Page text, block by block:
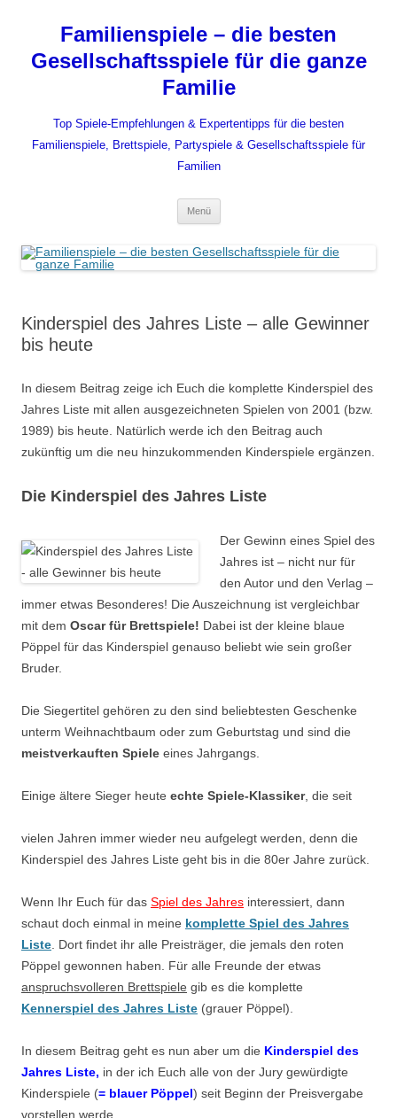
springenFamilienspiele – die besten
Gesellschaftsspiele für die ganze
Familie
Top Spiele-Empfehlungen & Expertentipps für die besten
Familienspiele, Brettspiele, Partyspiele & Gesellschaftsspiele für
Familien
Menü
Kinderspiel des Jahres Liste – alle Gewinner
bis heute
In diesem Beitrag zeige ich Euch die komplette Kinderspiel des
Jahres Liste mit allen ausgezeichneten Spielen von 2001 (bzw.
1989) bis heute. Natürlich werde ich den Beitrag auch
zukünftig um die neu hinzukommenden Kinderspiele ergänzen.
Die Kinderspiel des Jahres Liste
Der Gewinn eines Spiel des
Jahres ist – nicht nur für
den Autor und den Verlag –
immer etwas Besonderes! Die Auszeichnung ist vergleichbar
mit dem Oscar für Brettspiele! Dabei ist der kleine blaue
Pöppel für das Kinderspiel genauso beliebt wie sein großer
Bruder.
Die Siegertitel gehören zu den sind beliebtesten Geschenke
unterm Weihnachtbaum oder zum Geburtstag und sind die
meistverkauften Spiele eines Jahrgangs.
Einige ältere Sieger heute echte Spiele-Klassiker, die seit
vielen Jahren immer wieder neu aufgelegt werden, denn die
Kinderspiel des Jahres Liste geht bis in die 80er Jahre zurück.
Wenn Ihr Euch für das Spiel des Jahres interessiert, dann
schaut doch einmal in meine komplette Spiel des Jahres
Liste . Dort findet ihr alle Preisträger, die jemals den roten
Pöppel gewonnen haben. Für alle Freunde der etwas
anspruchsvolleren Brettspiele gib es die komplette
Kennerspiel des Jahres Liste (grauer Pöppel).
In diesem Beitrag geht es nun aber um die Kinderspiel des
Jahres Liste, in der ich Euch alle von der Jury gewürdigte
Kinderspiele (= blauer Pöppel) seit Beginn der Preisvergabe
vorstellen werde.